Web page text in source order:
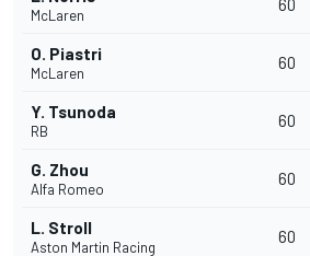
McLaren
60
O. Piastri
McLaren
60
Y. Tsunoda
RB
60
G. Zhou
Alfa Romeo
60
L. Stroll
Aston Martin Racing
60